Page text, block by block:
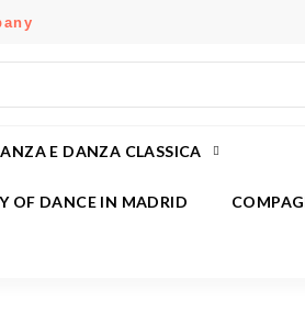
E DANZA CLASSICA
OF DANCE IN MADRID
×
×
×
×
Annulla Accedi